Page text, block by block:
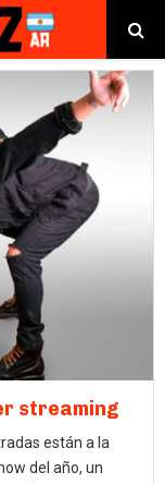
streaming
están a la
del año, un